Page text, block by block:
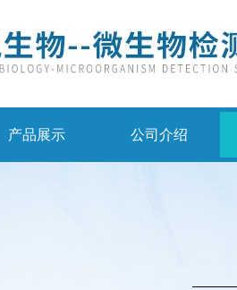
产品展示 公司介绍